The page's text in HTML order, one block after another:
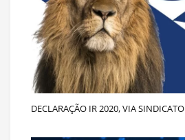
DECLARAÇÃO IR 2020, VIA SINDICATO